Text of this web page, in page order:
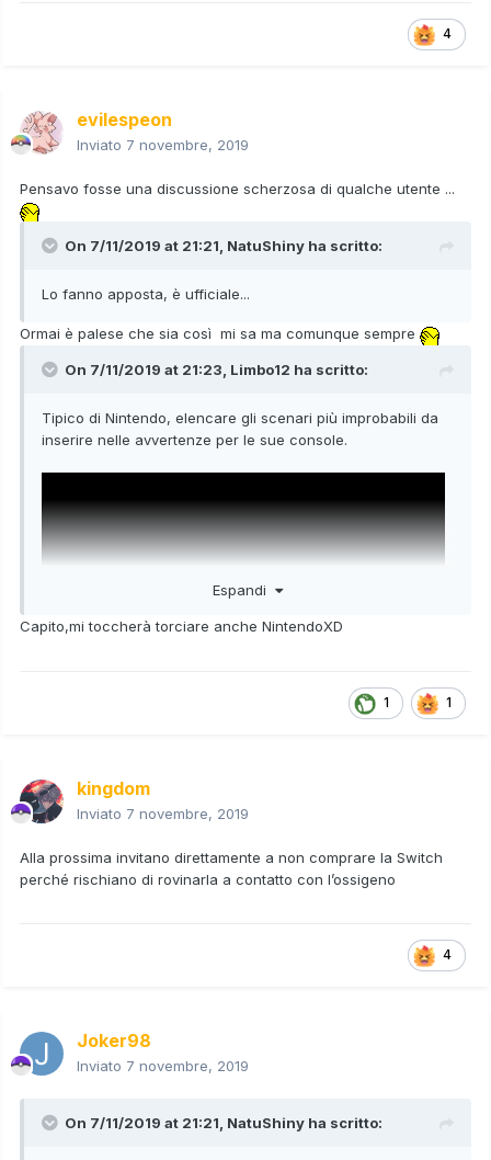
4
evilespeon
Inviato 7 novembre, 2019
Pensavo fosse una discussione scherzosa di qualche utente ...
On 7/11/2019 at 21:21, NatuShiny ha scritto:
Lo fanno apposta, è ufficiale...
Ormai è palese che sia così mi sa ma comunque sempre
On 7/11/2019 at 21:23, Limbo12 ha scritto:
Tipico di Nintendo, elencare gli scenari più improbabili da
inserire nelle avvertenze per le sue console.
Espandi
Capito,mi toccherà torciare anche NintendoXD
1 1
kingdom
Inviato 7 novembre, 2019
Alla prossima invitano direttamente a non comprare la Switch
perché rischiano di rovinarla a contatto con l’ossigeno
4
Joker98
Inviato 7 novembre, 2019
On 7/11/2019 at 21:21, NatuShiny ha scritto: